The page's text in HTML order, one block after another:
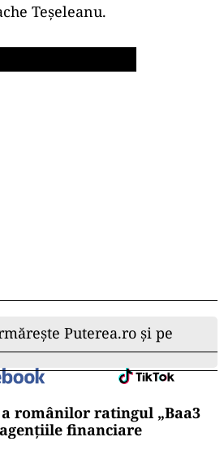
Teșeleanu.
Puterea.ro și pe
românilor ratingul „Baa3
financiare